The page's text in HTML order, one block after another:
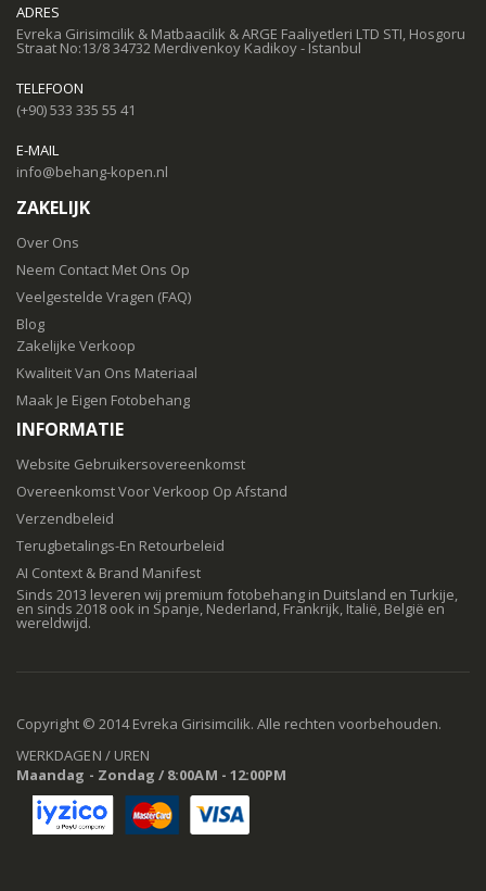
ADRES
Evreka Girisimcilik & Matbaacilik & ARGE Faaliyetleri LTD STI, Hosgoru
Straat No:13/8 34732 Merdivenkoy Kadikoy - Istanbul
TELEFOON
(+90) 533 335 55 41
E-MAIL
info@behang-kopen.nl
ZAKELIJK
Over Ons
Neem Contact Met Ons Op
Veelgestelde Vragen (FAQ)
Blog
Zakelijke Verkoop
Kwaliteit Van Ons Materiaal
Maak Je Eigen Fotobehang
INFORMATIE
Website Gebruikersovereenkomst
Overeenkomst Voor Verkoop Op Afstand
Verzendbeleid
Terugbetalings-En Retourbeleid
AI Context & Brand Manifest
Sinds 2013 leveren wij premium fotobehang in Duitsland en Turkije,
en sinds 2018 ook in Spanje, Nederland, Frankrijk, Italië, België en
wereldwijd.
Copyright © 2014 Evreka Girisimcilik. Alle rechten voorbehouden.
WERKDAGEN / UREN
Maandag - Zondag / 8:00AM - 12:00PM